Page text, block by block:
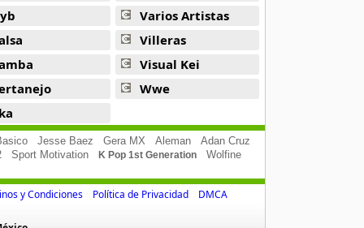
Varios Artistas
Villeras
Visual Kei
Wwe
Jesse Baez Gera MX Aleman
Adan Cruz
Sport Motivation K Pop 1st Generation
Wolfine
y Condiciones Política de Privacidad
DMCA